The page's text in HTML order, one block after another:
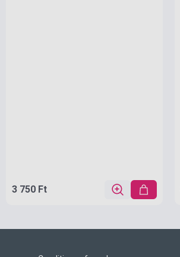
3 750 Ft